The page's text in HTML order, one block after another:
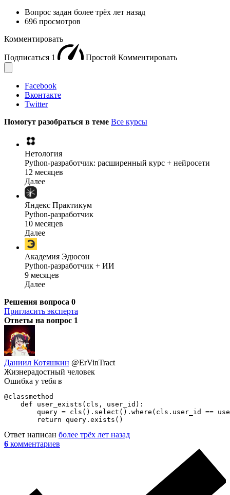
Вопрос задан более трёх лет назад
696 просмотров
Комментировать
Подписаться 1 Простой Комментировать
Facebook
Вконтакте
Twitter
Помогут разобраться в теме Все курсы
Нетология
Python-разработчик: расширенный курс + нейросети
12 месяцев
Далее
Яндекс Практикум
Python-разработчик
10 месяцев
Далее
Академия Эдюсон
Python-разработчик + ИИ
9 месяцев
Далее
Решения вопроса 0
Пригласить эксперта
Ответы на вопрос 1
Даниил Котяшкин @ErVinTract
Жизнерадостный человек
Ошибка у тебя в
@classmethod
    def user_exists(cls, user_id):
query = cls().select().where(cls.user_id ==
        return query.exists()
Ответ написан более трёх лет назад
6 комментариев